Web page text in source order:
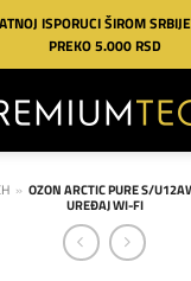
ISPORUCI ŠIROM
PREKO 5.000 RSD
» OZON ARCTIC PURE S/
UREĐAJ WI-FI